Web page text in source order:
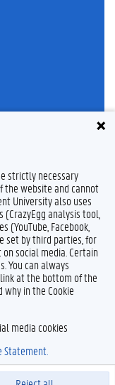
strictly necessary
the website and cannot
University also uses
analysis tool,
(YouTube, Facebook,
set by third parties, for
social media. Certain
You can always
at the bottom of the
why in the Cookie
media cookies
Statement.